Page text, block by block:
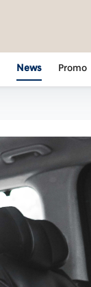
News Promo